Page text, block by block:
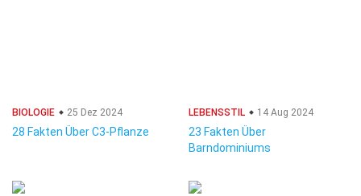
BIOLOGIE 25 Dez 2024
28 Fakten Über C3-Pflanze
LEBENSSTIL 14 Aug 2024
23 Fakten Über
Barndominiums